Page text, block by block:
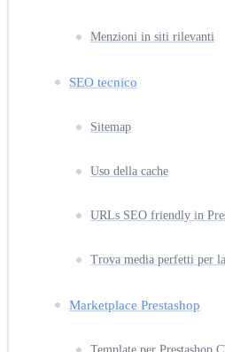
Menzioni in siti rilevanti
SEO tecnico
Sitemap
Uso della cache
URLs SEO friendly in
Trova media perfetti per
Marketplace Prestashop